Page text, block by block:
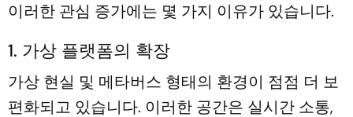
이러한 관심 증가에는 몇 가지 이유가 있습니다.
1. 가상 플랫폼의 확장
가상 현실 및 메타버스 형태의 환경이 점점 더 보
편화되고 있습니다. 이러한 공간은 실시간 소통,